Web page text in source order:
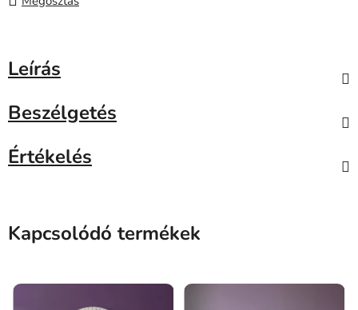
Leírás
Beszélgetés
Értékelés
Kapcsolódó termékek